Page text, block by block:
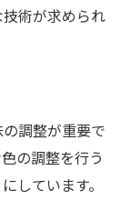
術が求められ
調整が重要で
の調整を行う
しています。